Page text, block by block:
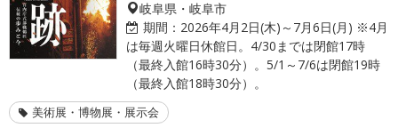
岐阜県・岐阜市
期間： 2026年4月2日(木)～7月6日(月) ※4月
は毎週火曜日休館日。4/30までは閉館17時
（最終入館16時30分）。5/1～7/6は閉館19時
（最終入館18時30分）。
美術展・博物展・展示会